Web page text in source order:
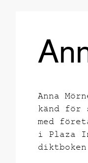
Anna
känd för
med
i Plaza